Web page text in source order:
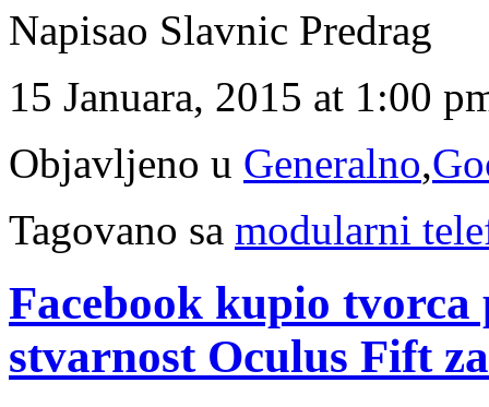
Napisao Slavnic Predrag
15 Januara, 2015 at 1:00
Objavljeno u Generalno,
Tagovano sa modularni
Facebook kupio
stvarnost Oculus Fift